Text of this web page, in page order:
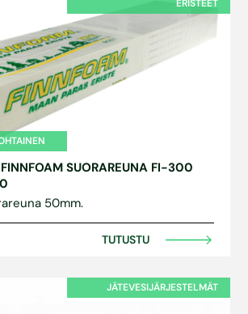
ERISTEET
FINNFOAM SUORAREUNA FI-300
50mm.
TUTUSTU
JÄTEVESIJÄRJESTELMÄT